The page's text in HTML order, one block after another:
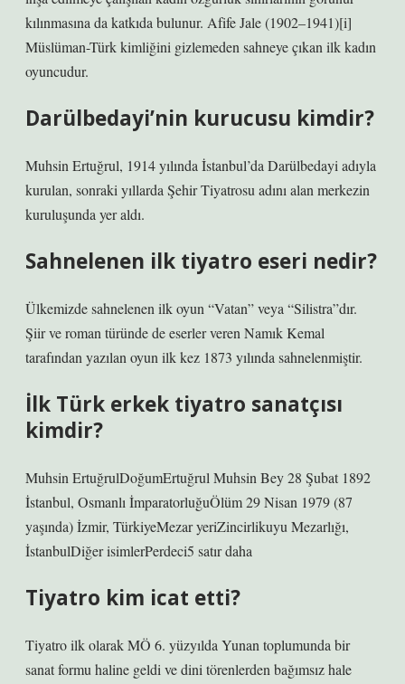
kılınmasına da katkıda bulunur. Afife Jale (1902–1941)[i]
Müslüman-Türk kimliğini gizlemeden sahneye çıkan ilk kadın
oyuncudur.
Darülbedayi’nin kurucusu kimdir?
Muhsin Ertuğrul, 1914 yılında İstanbul’da Darülbedayi adıyla
kurulan, sonraki yıllarda Şehir Tiyatrosu adını alan merkezin
kuruluşunda yer aldı.
Sahnelenen ilk tiyatro eseri nedir?
Ülkemizde sahnelenen ilk oyun “Vatan” veya “Silistra”dır.
Şiir ve roman türünde de eserler veren Namık Kemal
tarafından yazılan oyun ilk kez 1873 yılında sahnelenmiştir.
İlk Türk erkek tiyatro sanatçısı
kimdir?
Muhsin ErtuğrulDoğumErtuğrul Muhsin Bey 28 Şubat 1892
İstanbul, Osmanlı İmparatorluğuÖlüm 29 Nisan 1979 (87
yaşında) İzmir, TürkiyeMezar yeriZincirlikuyu Mezarlığı,
İstanbulDiğer isimlerPerdeci5 satır daha
Tiyatro kim icat etti?
Tiyatro ilk olarak MÖ 6. yüzyılda Yunan toplumunda bir
sanat formu haline geldi ve dini törenlerden bağımsız hale